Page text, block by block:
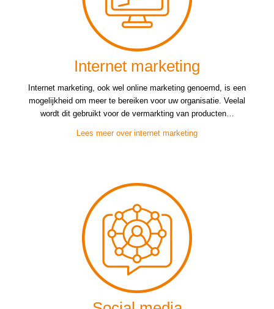
Internet marketing
Internet marketing, ook wel online marketing genoemd, is een
mogelijkheid om meer te bereiken voor uw organisatie. Veelal
wordt dit gebruikt voor de vermarkting van producten…
Lees meer over internet marketing